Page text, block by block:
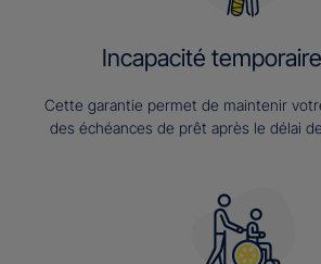
Incapacité
Cette garantie permet de maintenir
des échéances de prêt après le délai